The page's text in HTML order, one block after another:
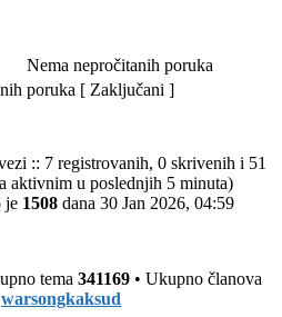
Nema
Nema nepročitanih poruka
poruka [ Zaključani ]
:: 7 registrovanih, 0 skrivenih i 51
aktivnim u poslednjih 5 minuta)
je 1508 dana 30 Jan 2026, 04:59
tema 341169 • Ukupno članova
warsongkaksud